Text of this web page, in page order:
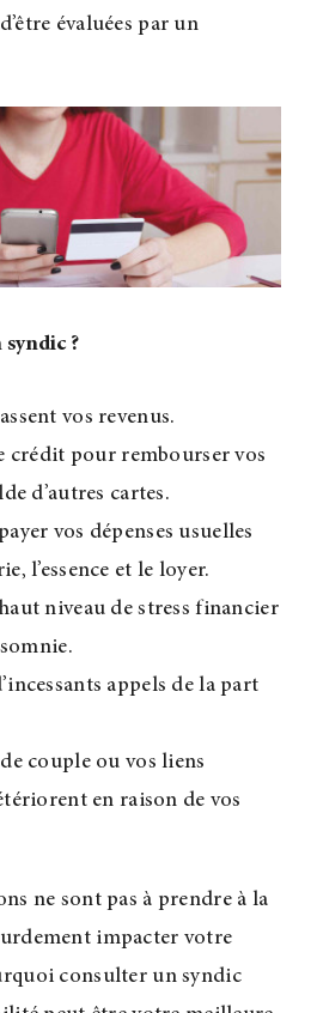
évaluées par un
?
vos revenus.
crédit pour rembourser vos
d’autres cartes.
vos dépenses usuelles
l’essence et le loyer.
niveau de stress financier
appels de la part
couple ou vos liens
en raison de vos
ne sont pas à prendre à la
impacter votre
consulter un syndic